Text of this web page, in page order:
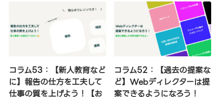
コラム53：【新人教育など
に】報告の仕方を工夫して
仕事の質を上げよう！【お
コラム52：【過去の提案な
ど】Webディレクターは提
案できるようになろう！